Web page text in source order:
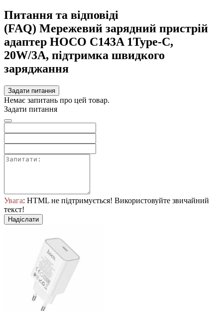
Питання та відповіді
(FAQ) Мережевий зарядний пристрій
адаптер HOCO C143A 1Type-C,
20W/3A, підтримка швидкого
заряджання
Задати питання
Немає запитань про цей товар.
Задати питання
Увага: HTML не підтримується! Використовуйте звичайний
текст!
Надіслати